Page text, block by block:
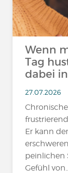
Wenn
Tag
dabei
27.07.2026
Er kann
peinlichen
Gefühl